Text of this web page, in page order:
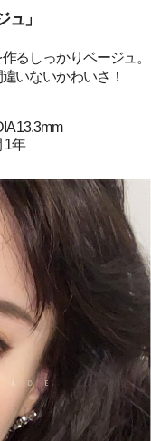
」
るしっかりベージュ。
いないかわいさ！
13.3mm
1年